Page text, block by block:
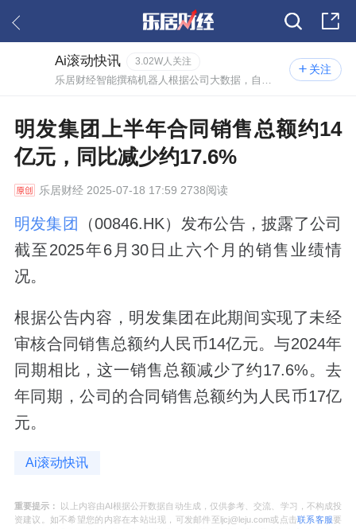
关注
Ai滚动快讯 3.02W人关注
明发集团上半年合同销售总额约14
亿元，同比减少约17.6%
乐居财经2025-07-18 17:59 2738阅读
明发集团 （00846.HK）发布公告，披露了公司
截至2025年6月30日止六个月的销售业绩情
况。
根据公告内容，明发集团在此期间实现了未经
审核合同销售总额约人民币14亿元。与2024年
同期相比，这一销售总额减少了约17.6%。去
年同期，公司的合同销售总额约为人民币17亿
元。
Ai滚动快讯
重要提示：
以上内容由AI根据公开数据自动生成，仅供参考、交流、学习，不构成投
资建议。如不希望您的内容在本站出现，可发邮件至ljcj@leju.com或点击联系客服要